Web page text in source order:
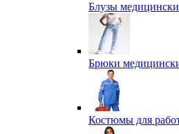
Блузы
Брюки
Костюмы для